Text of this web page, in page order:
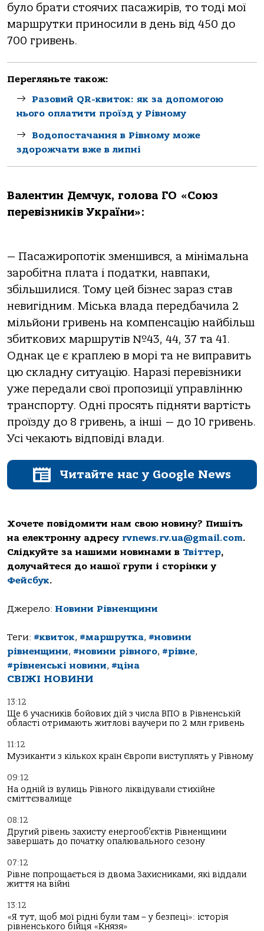
було брати стоячих пасажирів, то тоді мої
маршрутки приносили в день від 450 до
700 гривень.
Перегляньте також:
Разовий QR-квиток: як за допомогою
нього оплатити проїзд у Рівному
Водопостачання в Рівному може
здорожчати вже в липні
Валентин Демчук, голова ГО «Союз
перевізників України»:
— Пасажиропотік зменшився, а мінімальна
заробітна плата і податки, навпаки,
збільшилися. Тому цей бізнес зараз став
невигідним. Міська влада передбачила 2
мільйони гривень на компенсацію найбільш
збиткових маршрутів №43, 44, 37 та 41.
Однак це є краплею в морі та не виправить
цю складну ситуацію. Наразі перевізники
уже передали свої пропозиції управлінню
транспорту. Одні просять підняти вартість
проїзду до 8 гривень, а інші — до 10 гривень.
Усі чекають відповіді влади.
Читайте нас у Google News
Хочете повідомити нам свою новину? Пишіть
на електронну адресу rvnews.rv.ua@gmail.com.
Слідкуйте за нашими новинами в Твіттер,
долучайтеся до нашої групи і сторінки у
Фейсбук.
Джерело: Новини Рівненщини
Теги: #квиток, #маршрутка, #новини
рівненщини, #новини рівного, #рівне,
#рівненські новини, #ціна
СВІЖІ НОВИНИ
13:12
Ще 6 учасників бойових дій з числа ВПО в Рівненській
області отримають житлові ваучери по 2 млн гривень
11:12
Музиканти з кількох країн Європи виступлять у Рівному
09:12
На одній із вулиць Рівного ліквідували стихійне
сміттєзвалище
08:12
Другий рівень захисту енергооб’єктів Рівненщини
завершать до початку опалювального сезону
07:12
Рівне попрощається із двома Захисниками, які віддали
життя на війні
13:12
«Я тут, щоб мої рідні були там – у безпеці»: історія
рівненського бійця «Князя»